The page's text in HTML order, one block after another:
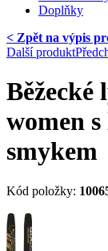
Doplňky
< Zpět na výpis
Další produkt
Běžecké
women
smykem
Kód položky: